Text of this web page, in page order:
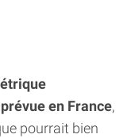
en France,
pourrait bien